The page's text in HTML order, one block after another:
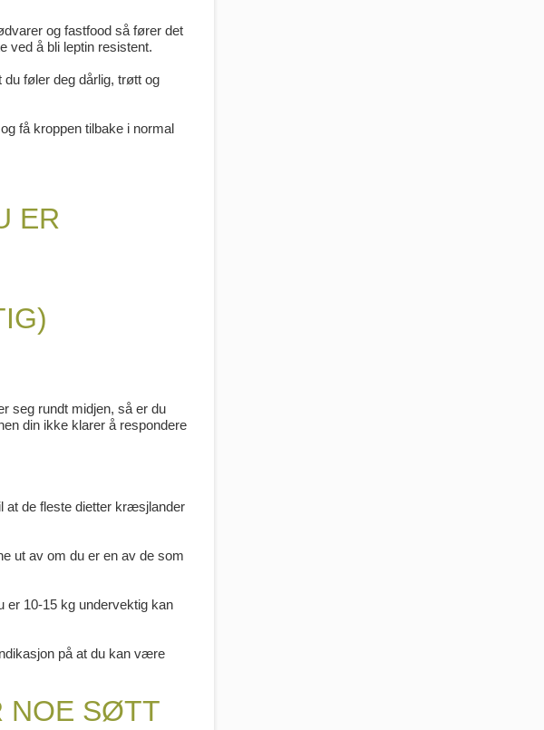
og fastfood så fører det
ved å bli leptin resistent.
føler deg dårlig, trøtt og
få kroppen tilbake i normal
ER
seg rundt midjen, så er du
din ikke klarer å respondere
at de fleste dietter kræsjlander
ut av om du er en av de som
er 10-15 kg undervektig kan
på at du kan være
NOE SØTT